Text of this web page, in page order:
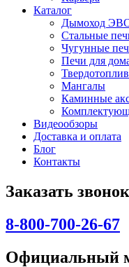
Каталог
Дымоход
Стальные
Чугунные
Печи для
Мангалы
Каминные
Видеообзоры
Доставка и оплата
Блог
Контакты
Заказать звонок
8-800-700-26-67
Официальный